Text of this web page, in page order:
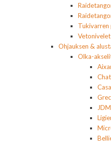
Tukivarren
Vetonivelet
Ohjauksen &
Olka-
JDM